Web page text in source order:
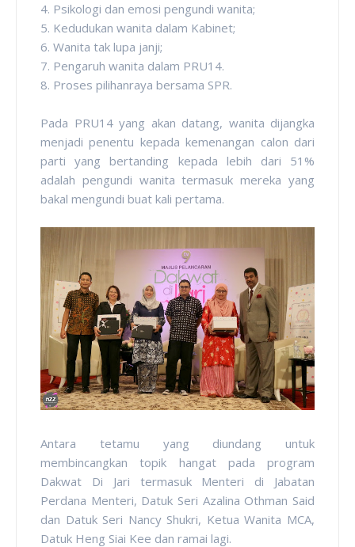
4. Psikologi dan emosi pengundi wanita;
5. Kedudukan wanita dalam Kabinet;
6. Wanita tak lupa janji;
7. Pengaruh wanita dalam PRU14.
8. Proses pilihanraya bersama SPR.
Pada PRU14 yang akan datang, wanita dijangka
menjadi penentu kepada kemenangan calon dari
parti yang bertanding kepada lebih dari 51%
adalah pengundi wanita termasuk mereka yang
bakal mengundi buat kali pertama.
Antara tetamu yang diundang untuk
membincangkan topik hangat pada program
Dakwat Di Jari termasuk Menteri di Jabatan
Perdana Menteri, Datuk Seri Azalina Othman Said
dan Datuk Seri Nancy Shukri, Ketua Wanita MCA,
Datuk Heng Siai Kee dan ramai lagi.